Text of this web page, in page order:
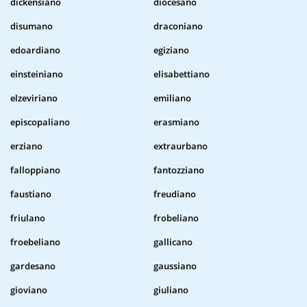
disumano
draconiano
edoardiano
egiziano
einsteiniano
elisabettiano
elzeviriano
emiliano
episcopaliano
erasmiano
erziano
extraurbano
falloppiano
fantozziano
faustiano
freudiano
friulano
frobeliano
froebeliano
gallicano
gardesano
gaussiano
gioviano
giuliano